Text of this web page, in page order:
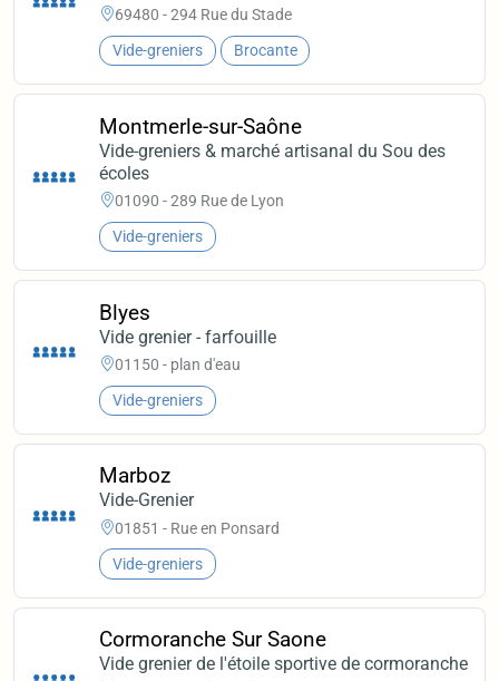
69480 - 294 Rue du Stade
Vide-greniers Brocante
Montmerle-sur-Saône
Vide-greniers & marché artisanal du Sou des
écoles
01090 - 289 Rue de Lyon
Vide-greniers
Blyes
Vide grenier - farfouille
01150 - plan d'eau
Vide-greniers
Marboz
Vide-Grenier
01851 - Rue en Ponsard
Vide-greniers
Cormoranche Sur Saone
Vide grenier de l'étoile sportive de cormoranche